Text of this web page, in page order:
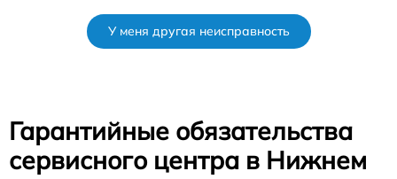
У меня другая неисправность
Гарантийные обязательства
сервисного центра в Нижнем